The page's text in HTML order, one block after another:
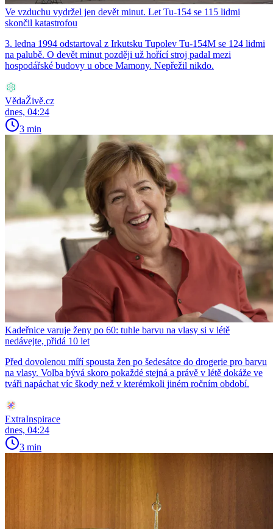
Ve vzduchu vydržel jen devět minut. Let Tu-154 se 115 lidmi
skončil katastrofou
3. ledna 1994 odstartoval z Irkutsku Tupolev Tu-154M se 124 lidmi
na palubě. O devět minut později už hořící stroj padal mezi
hospodářské budovy u obce Mamony. Nepřežil nikdo.
VědaŽivě.cz
dnes, 04:24
3 min
Kadeřnice varuje ženy po 60: tuhle barvu na vlasy si v létě
nedávejte, přidá 10 let
Před dovolenou míří spousta žen po šedesátce do drogerie pro barvu
na vlasy. Volba bývá skoro pokaždé stejná a právě v létě dokáže ve
tváři napáchat víc škody než v kterémkoli jiném ročním období.
ExtraInspirace
dnes, 04:24
3 min